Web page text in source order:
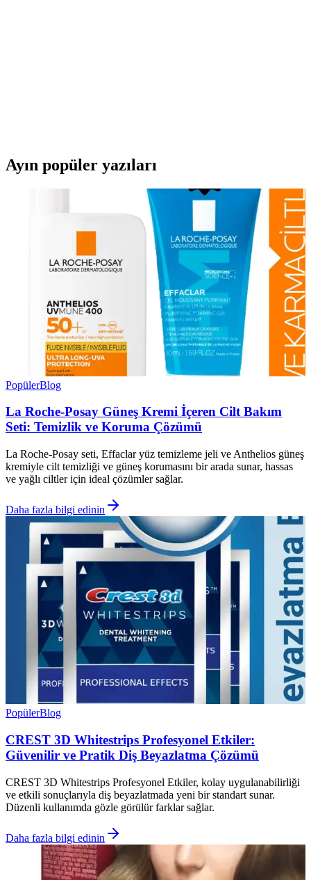
Ayın popüler yazıları
PopülerBlog
La Roche-Posay Güneş Kremi İçeren Cilt Bakım
Seti: Temizlik ve Koruma Çözümü
La Roche-Posay seti, Effaclar yüz temizleme jeli ve Anthelios güneş
kremiyle cilt temizliği ve güneş korumasını bir arada sunar, hassas
ve yağlı ciltler için ideal çözümler sağlar.
Daha fazla bilgi edinin
PopülerBlog
CREST 3D Whitestrips Profesyonel Etkiler:
Güvenilir ve Pratik Diş Beyazlatma Çözümü
CREST 3D Whitestrips Profesyonel Etkiler, kolay uygulanabilirliği
ve etkili sonuçlarıyla diş beyazlatmada yeni bir standart sunar.
Düzenli kullanımda gözle görülür farklar sağlar.
Daha fazla bilgi edinin